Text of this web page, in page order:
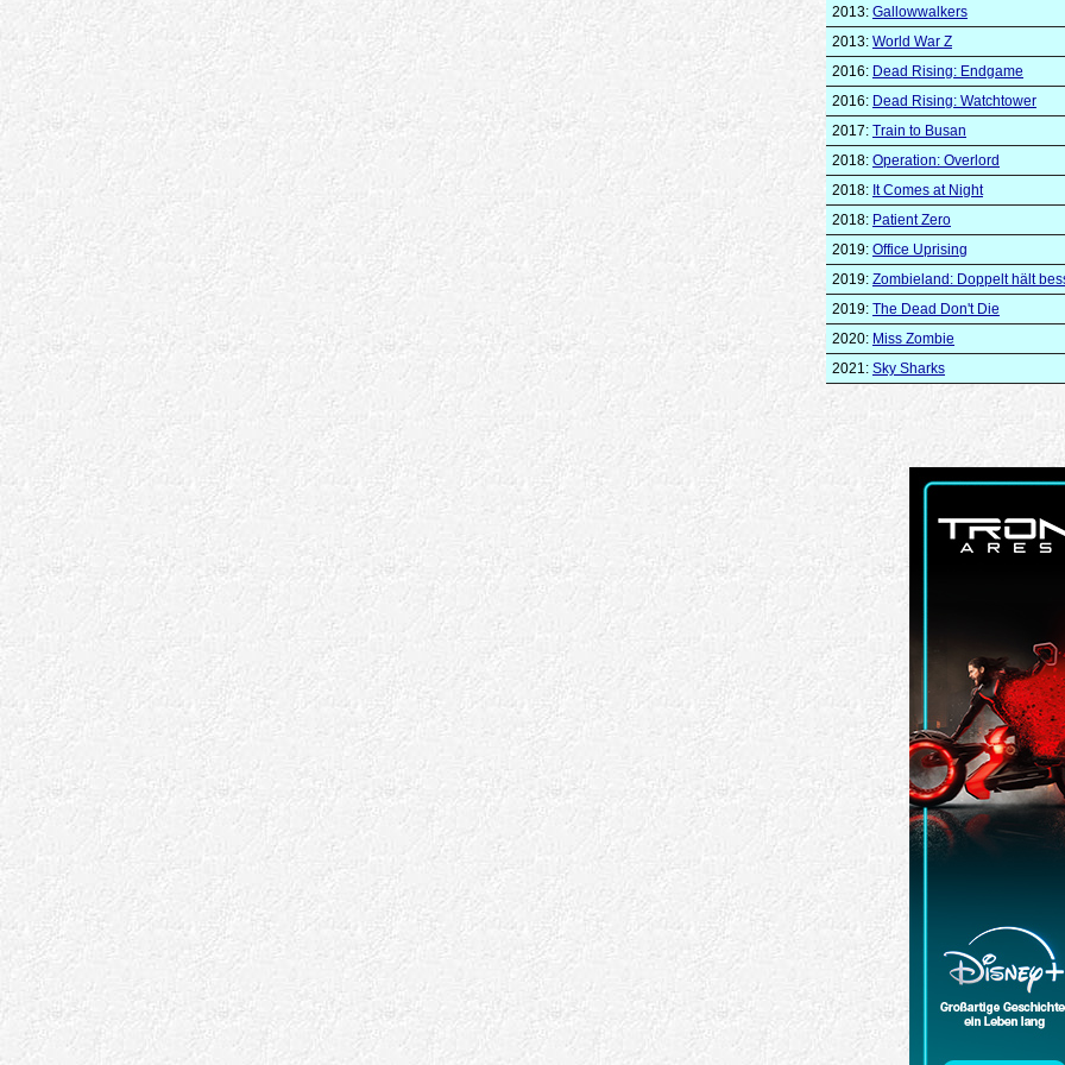
2013: Gallowwalkers
2013: World War Z
2016: Dead Rising: Endgame
2016: Dead Rising: Watchtower
2017: Train to Busan
2018: Operation: Overlord
2018: It Comes at Night
2018: Patient Zero
2019: Office Uprising
2019: Zombieland: Doppelt hält
2019: The Dead Don't Die
2020: Miss Zombie
2021: Sky Sharks